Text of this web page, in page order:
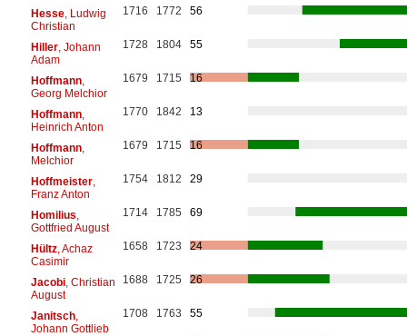
Hesse, Ludwig
Christian
1716 1772 56
Hiller, Johann
Adam
1728 1804 55
Hoffmann,
Georg Melchior
1679 1715 16
Hoffmann,
Heinrich Anton
1770 1842 13
Hoffmann,
Melchior
1679 1715 16
Hoffmeister,
Franz Anton
1754 1812 29
Homilius
Gottfried August
1714 1785 69
Hültz, Achaz
Casimir
1658 1723 24
Jacobi, Christian
August
1688 1725 26
Janitsch,
Johann Gottlieb
1708 1763 55